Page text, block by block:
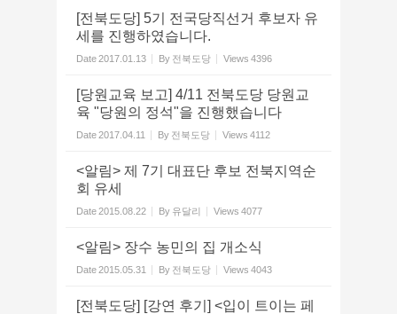
[전북도당] 5기 전국당직선거 후보자 유
세를 진행하였습니다.
Date2017.01.13 By 전북도당 Views 4396
[당원교육 보고] 4/11 전북도당 당원교
육 "당원의 정석"을 진행했습니다
Date2017.04.11 By 전북도당 Views 4112
<알림> 제 7기 대표단 후보 전북지역순
회 유세
Date2015.08.22 By 유달리 Views 4077
<알림> 장수 농민의 집 개소식
Date2015.05.31 By 전북도당 Views 4043
[전북도당] [강연 후기] <입이 트이는 페